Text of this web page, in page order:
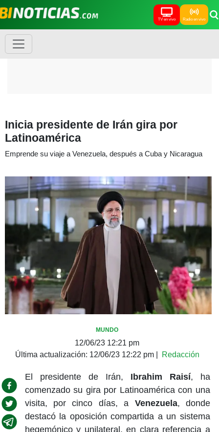
TV en vivo Radio en vivo
Inicia presidente de Irán gira por
Latinoamérica
Emprende su viaje a Venezuela, después a Cuba y Nicaragua
MUNDO
12/06/23 12:21 pm
Última actualización: 12/06/23 12:22 pm| Redacción
El presidente de Irán, Ibrahim Raisí, ha
comenzado su gira por Latinoamérica con una
visita, por cinco días, a Venezuela, donde
destacó la oposición compartida a un sistema
hegemónico y unilateral, en clara referencia a